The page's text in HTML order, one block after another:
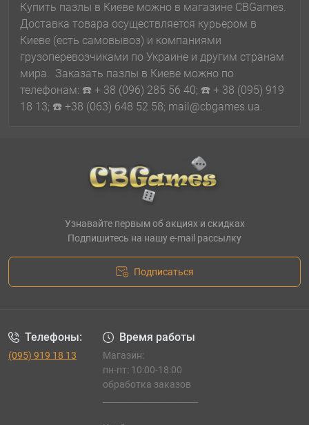
Купить пазлы в Киеве можно в магазине CBGames.
Доставка товара осуществляется курьером в
Киеве (есть самовывоз) и компаниями
грузоперевозчиками по Украине и другим странам
мира. Заказать пазлы в Киеве можно по
телефонам: ☎️ + 38 (096) 285 56 40; ☎️ + 38 (095) 919
18 13; ☎️ +38 (063) 648 52 58; mail@cbgames.ua.
Узнавайте первым об акциях и скидках
Подпишитесь на нашу e-mail рассылку
Подписаться
Телефоны:
(095) 919 18 13
Время работы
Магазин:
пн-пт: 10:00-18:00
обработка заказов